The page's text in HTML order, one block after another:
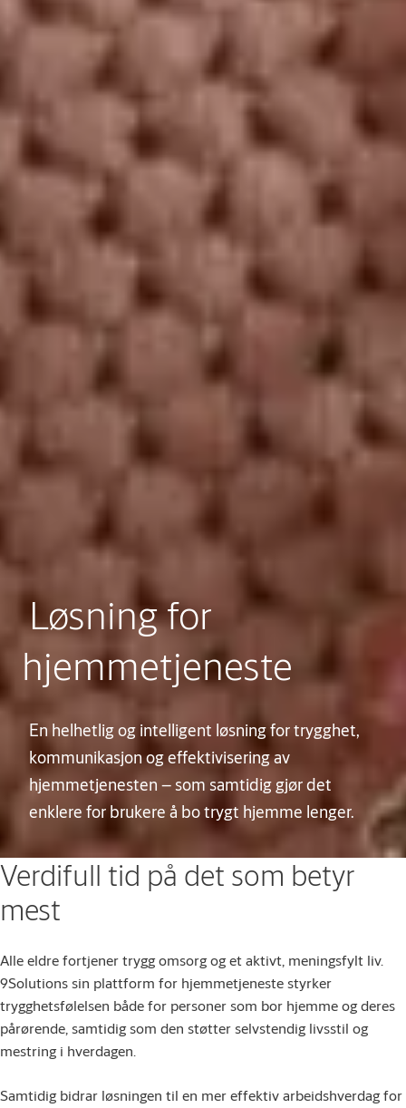
Løsning for
hjemmetjeneste
En helhetlig og intelligent løsning for trygghet,
kommunikasjon og effektivisering av
hjemmetjenesten – som samtidig gjør det
enklere for brukere å bo trygt hjemme lenger.
Verdifull tid på det som betyr
mest
Alle eldre fortjener trygg omsorg og et aktivt, meningsfylt liv.
9Solutions sin plattform for hjemmetjeneste styrker
trygghetsfølelsen både for personer som bor hjemme og deres
pårørende, samtidig som den støtter selvstendig livsstil og
mestring i hverdagen.
Samtidig bidrar løsningen til en mer effektiv arbeidshverdag for